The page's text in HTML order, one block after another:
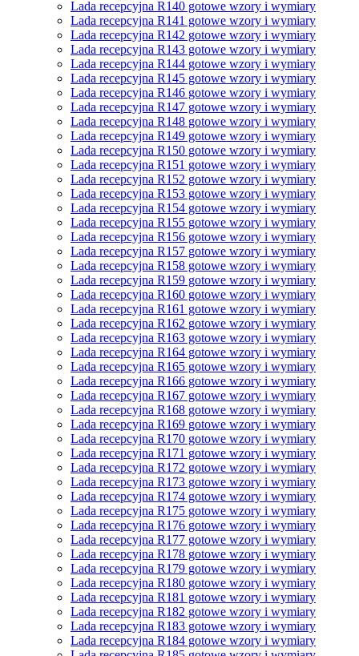
Lada recepcyjna R140 gotowe wzory i wymiary
Lada recepcyjna R141 gotowe wzory i wymiary
Lada recepcyjna R142 gotowe wzory i wymiary
Lada recepcyjna R143 gotowe wzory i wymiary
Lada recepcyjna R144 gotowe wzory i wymiary
Lada recepcyjna R145 gotowe wzory i wymiary
Lada recepcyjna R146 gotowe wzory i wymiary
Lada recepcyjna R147 gotowe wzory i wymiary
Lada recepcyjna R148 gotowe wzory i wymiary
Lada recepcyjna R149 gotowe wzory i wymiary
Lada recepcyjna R150 gotowe wzory i wymiary
Lada recepcyjna R151 gotowe wzory i wymiary
Lada recepcyjna R152 gotowe wzory i wymiary
Lada recepcyjna R153 gotowe wzory i wymiary
Lada recepcyjna R154 gotowe wzory i wymiary
Lada recepcyjna R155 gotowe wzory i wymiary
Lada recepcyjna R156 gotowe wzory i wymiary
Lada recepcyjna R157 gotowe wzory i wymiary
Lada recepcyjna R158 gotowe wzory i wymiary
Lada recepcyjna R159 gotowe wzory i wymiary
Lada recepcyjna R160 gotowe wzory i wymiary
Lada recepcyjna R161 gotowe wzory i wymiary
Lada recepcyjna R162 gotowe wzory i wymiary
Lada recepcyjna R163 gotowe wzory i wymiary
Lada recepcyjna R164 gotowe wzory i wymiary
Lada recepcyjna R165 gotowe wzory i wymiary
Lada recepcyjna R166 gotowe wzory i wymiary
Lada recepcyjna R167 gotowe wzory i wymiary
Lada recepcyjna R168 gotowe wzory i wymiary
Lada recepcyjna R169 gotowe wzory i wymiary
Lada recepcyjna R170 gotowe wzory i wymiary
Lada recepcyjna R171 gotowe wzory i wymiary
Lada recepcyjna R172 gotowe wzory i wymiary
Lada recepcyjna R173 gotowe wzory i wymiary
Lada recepcyjna R174 gotowe wzory i wymiary
Lada recepcyjna R175 gotowe wzory i wymiary
Lada recepcyjna R176 gotowe wzory i wymiary
Lada recepcyjna R177 gotowe wzory i wymiary
Lada recepcyjna R178 gotowe wzory i wymiary
Lada recepcyjna R179 gotowe wzory i wymiary
Lada recepcyjna R180 gotowe wzory i wymiary
Lada recepcyjna R181 gotowe wzory i wymiary
Lada recepcyjna R182 gotowe wzory i wymiary
Lada recepcyjna R183 gotowe wzory i wymiary
Lada recepcyjna R184 gotowe wzory i wymiary